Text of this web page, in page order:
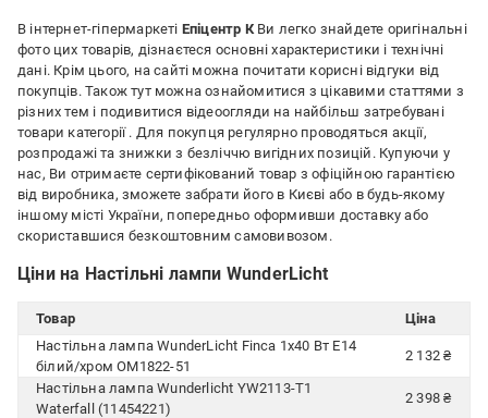
В інтернет-гіпермаркеті Епіцентр КВи легко знайдете оригінальні
фото цих товарів, дізнаєтеся основні характеристики і технічні
дані. Крім цього, на сайті можна почитати корисні відгуки від
покупців. Також тут можна ознайомитися з цікавими статтями з
різних тем і подивитися відеоогляди на найбільш затребувані
товари категорії . Для покупця регулярно проводяться акції,
розпродажі та знижки з безліччю вигідних позицій. Купуючи у
нас, Ви отримаєте сертифікований товар з офіційною гарантією
від виробника, зможете забрати його в Києві або в будь-якому
іншому місті України, попередньо оформивши доставку або
скориставшися безкоштовним самовивозом.
Ціни на Настільні лампи WunderLicht
Товар
Ціна
Настільна лампа WunderLicht Finca 1x40 Вт E14
білий/хром OM1822-51
2 132 ₴
Настільна лампа Wunderlicht YW2113-T1
Waterfall (11454221)
2 398 ₴